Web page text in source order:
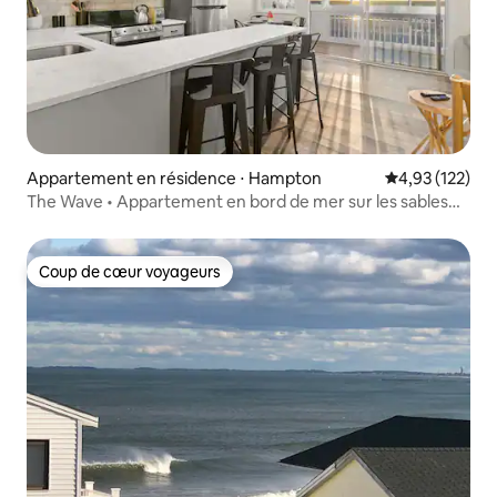
Appartement en résidence ⋅ Hampton Évaluation
4,93 (122)
The Wave • Appartement en bord de mer sur les sables
Coup de cœur voyageurs
Coup de cœur voyageurs